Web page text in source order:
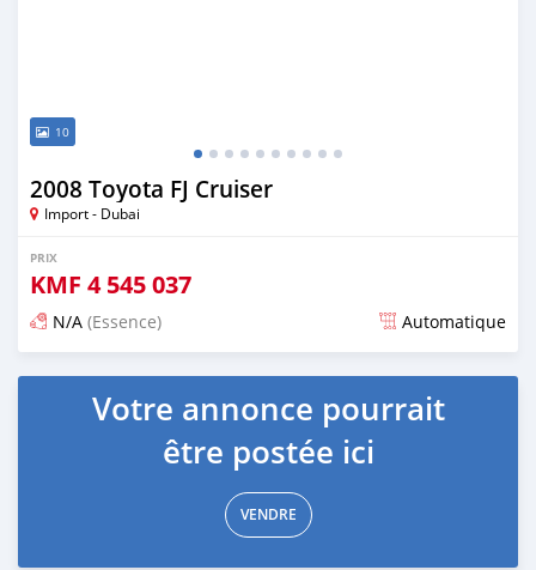
10
2008 Toyota FJ Cruiser
Import - Dubai
PRIX
KMF 4 545 037
N/A (Essence) Automatique
Publié il y a presque 6 ans
Votre annonce pourrait
être postée ici
VENDRE